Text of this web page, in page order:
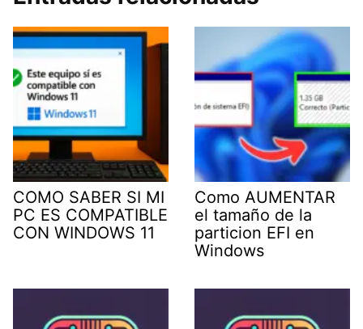
COMO SABER SI MI
PC ES COMPATIBLE
CON WINDOWS 11
Como AUMENTAR
el tamaño de la
particion EFI en
Windows